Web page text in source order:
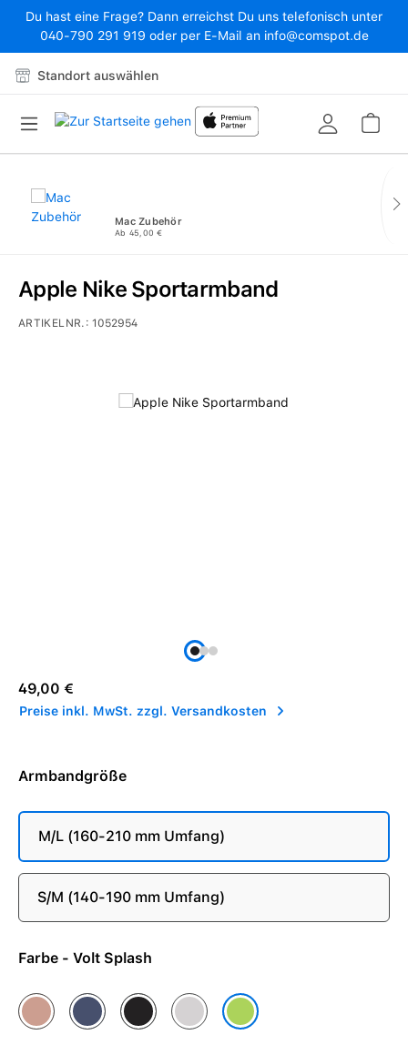
Zum Hauptinhalt springen
Du hast eine Frage? Dann erreichst Du uns telefonisch unter
040-790 291 919 oder per E-Mail an info@comspot.de
Standort auswählen
Mac Zubehör
Ab 45,00 €
Bildergalerie überspringen
Apple Nike Sportarmband
ARTIKELNR.:1052954
Regulärer Preis:
49,00 €
Preise inkl. MwSt. zzgl. Versandkosten
Armbandgröße
M/L (160-210 mm Umfang)
S/M (140-190 mm Umfang)
Farbe - Volt Splash
Alpenglow Pink
Blue RibbonMidnight Black
Veiled GreyVolt Splash